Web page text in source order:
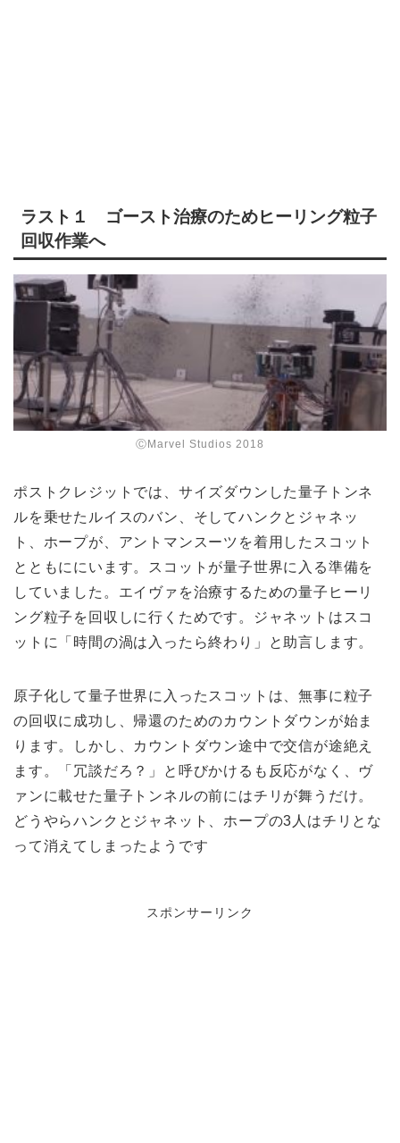
ラスト１ ゴースト治療のためヒーリング粒子
回収作業へ
ⒸMarvel Studios 2018
ポストクレジットでは、サイズダウンした量子トンネ
ルを乗せたルイスのバン、そしてハンクとジャネッ
ト、ホープが、アントマンスーツを着用したスコット
とともににいます。スコットが量子世界に入る準備を
していました。エイヴァを治療するための量子ヒーリ
ング粒子を回収しに行くためです。ジャネットはスコ
ットに「時間の渦は入ったら終わり」と助言します。
原子化して量子世界に入ったスコットは、無事に粒子
の回収に成功し、帰還のためのカウントダウンが始ま
ります。しかし、カウントダウン途中で交信が途絶え
ます。「冗談だろ？」と呼びかけるも反応がなく、ヴ
ァンに載せた量子トンネルの前にはチリが舞うだけ。
どうやらハンクとジャネット、ホープの3人はチリとな
って消えてしまったようです
スポンサーリンク